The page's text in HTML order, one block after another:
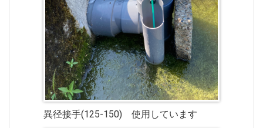
異径接手(125-150) 使用しています